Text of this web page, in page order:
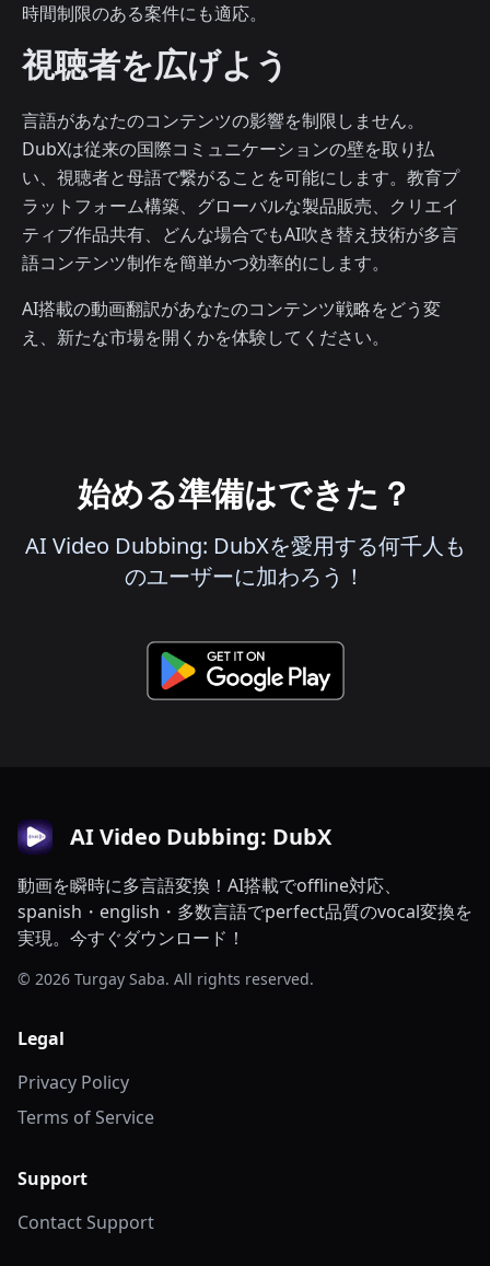
時間制限のある案件にも適応。
視聴者を広げよう
言語があなたのコンテンツの影響を制限しません。
DubXは従来の国際コミュニケーションの壁を取り払
い、視聴者と母語で繋がることを可能にします。教育プ
ラットフォーム構築、グローバルな製品販売、クリエイ
ティブ作品共有、どんな場合でもAI吹き替え技術が多言
語コンテンツ制作を簡単かつ効率的にします。
AI搭載の動画翻訳があなたのコンテンツ戦略をどう変
え、新たな市場を開くかを体験してください。
始める準備はできた？
AI Video Dubbing: DubXを愛用する何千人も
のユーザーに加わろう！
AI Video Dubbing: DubX
動画を瞬時に多言語変換！AI搭載でoffline対応、
spanish・english・多数言語でperfect品質のvocal変換を
実現。今すぐダウンロード！
© 2026 Turgay Saba. All rights reserved.
Legal
Privacy Policy
Terms of Service
Support
Contact Support